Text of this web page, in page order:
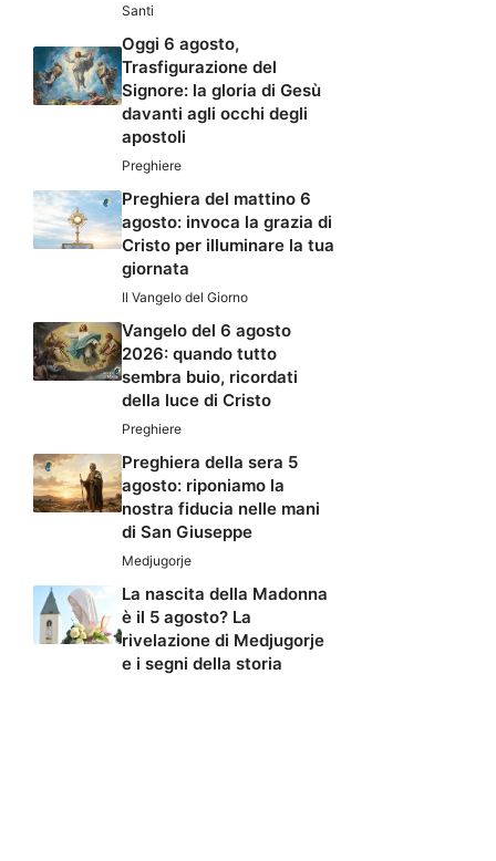
Santi
Oggi 6 agosto,
Trasfigurazione del
Signore: la gloria di Gesù
davanti agli occhi degli
apostoli
Preghiere
Preghiera del mattino 6
agosto: invoca la grazia di
Cristo per illuminare la tua
giornata
Il Vangelo del Giorno
Vangelo del 6 agosto
2026: quando tutto
sembra buio, ricordati
della luce di Cristo
Preghiere
Preghiera della sera 5
agosto: riponiamo la
nostra fiducia nelle mani
di San Giuseppe
Medjugorje
La nascita della Madonna
è il 5 agosto? La
rivelazione di Medjugorje
e i segni della storia